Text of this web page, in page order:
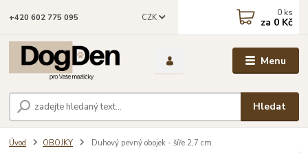
Menu
CZK
Hledat
+420 602 775 095 0 ks
za 0 Kč
Úvod OBOJKY Duhový pevný obojek - šíře 2,7 cm